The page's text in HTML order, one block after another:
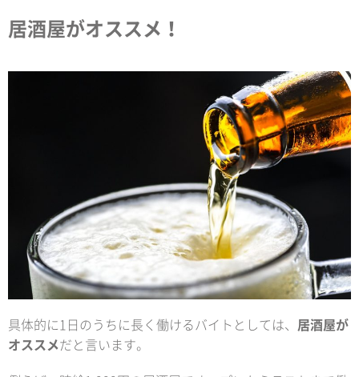
居酒屋がオススメ！
具体的に1日のうちに長く働けるバイトとしては、 居酒屋が
オススメだと言います。